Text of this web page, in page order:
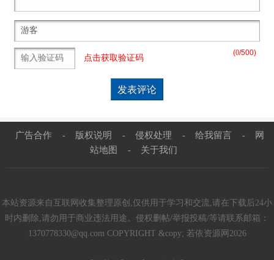
(0/500)
点击获取验证码
广告合作 - 版权说明 - 侵权处理 - 给我留言 -
网
站地图
- 关于我们
本站资源来自互联网收集整理原创,仅供用于学习和交流,请在下载后24小
时内删除,请勿用于商业违法用途。侵权删帖/举报投稿/等请联系邮箱：
1370778330@qq.com COPYRIGHT &copy; 若依资源网2026